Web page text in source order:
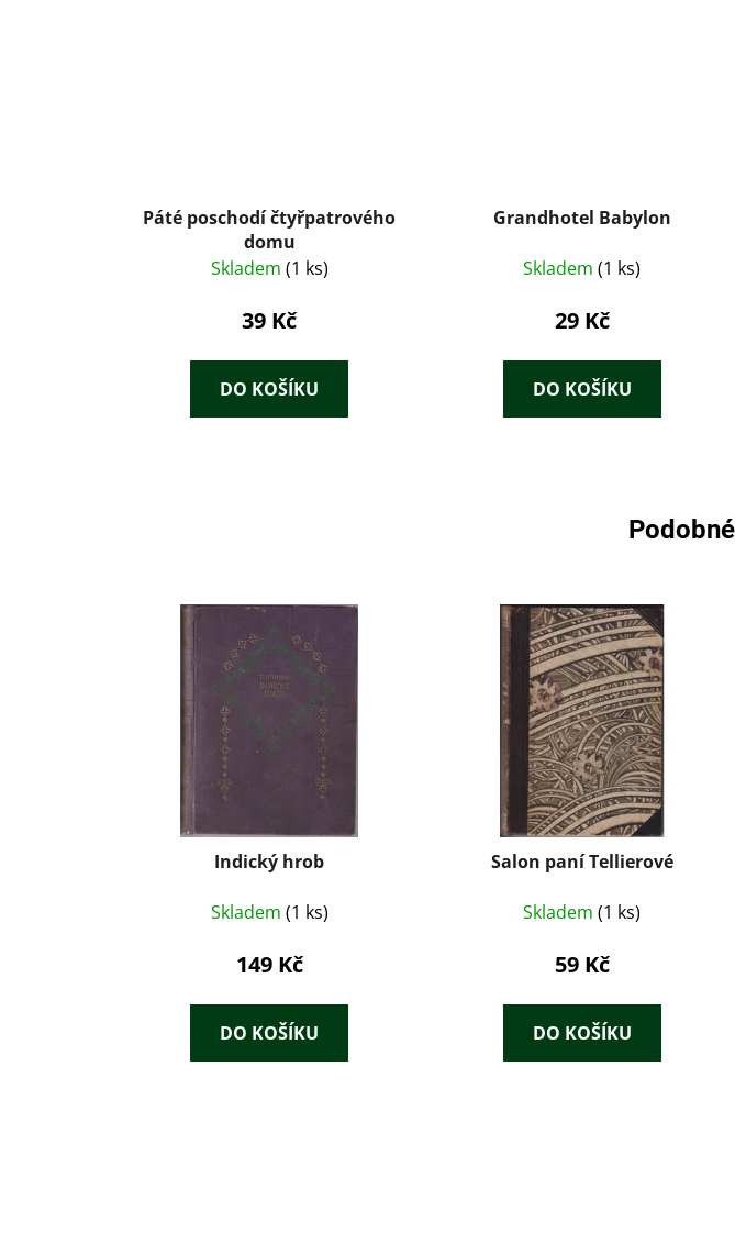
Páté poschodí čtyřpatrového
domu
Skladem (1 ks)
39 Kč
DO KOŠÍKU
Grandhotel Babylon
Skladem(1 ks)
29 Kč
DO KOŠÍKU
Indický hrob
Skladem (1 ks)
149 Kč
DO KOŠÍKU
Salon paní Tellierové
Skladem(1 ks)
59 Kč
DO KOŠÍKU